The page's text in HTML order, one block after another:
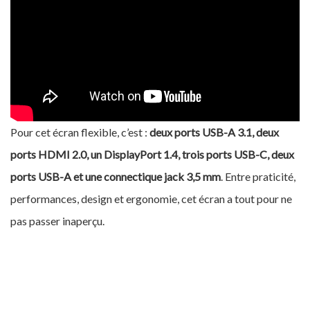
Pour cet écran flexible, c’est : deux ports USB-A 3.1, deux
ports HDMI 2.0, un DisplayPort 1.4, trois ports USB-C, deux
ports USB-A et une connectique jack 3,5 mm. Entre praticité,
performances, design et ergonomie, cet écran a tout pour ne
pas passer inaperçu.